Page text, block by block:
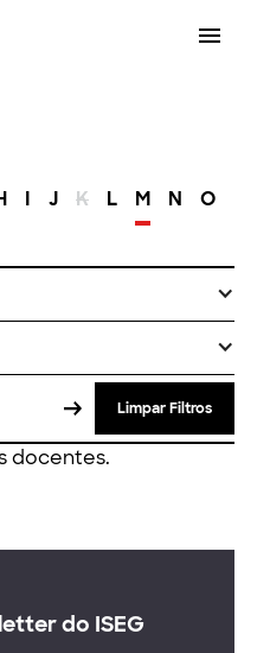
I J K L M N O
Limpar Filtros
docentes.
do ISEG